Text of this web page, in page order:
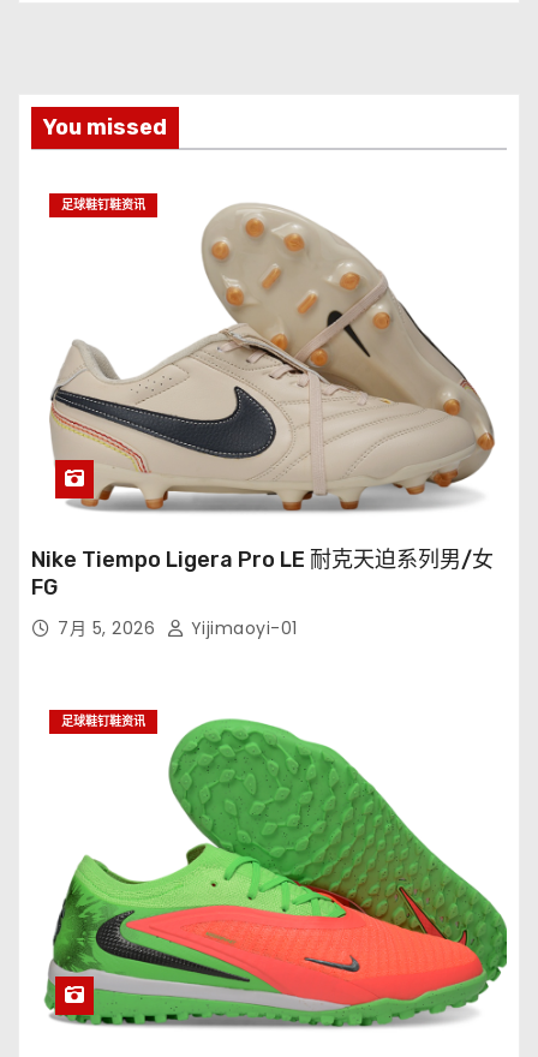
You missed
足球鞋钉鞋资讯
Nike Tiempo Ligera Pro LE 耐克天迫系列男/女
FG
7月 5, 2026 Yijimaoyi-01
足球鞋钉鞋资讯